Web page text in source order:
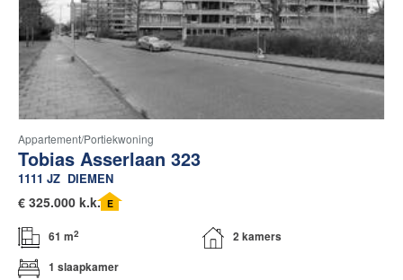
Appartement/portiekwoning
Tobias Asserlaan 323
1111 JZ DIEMEN
€ 325.000 k.k. E
61 m2
2 kamers
1 slaapkamer